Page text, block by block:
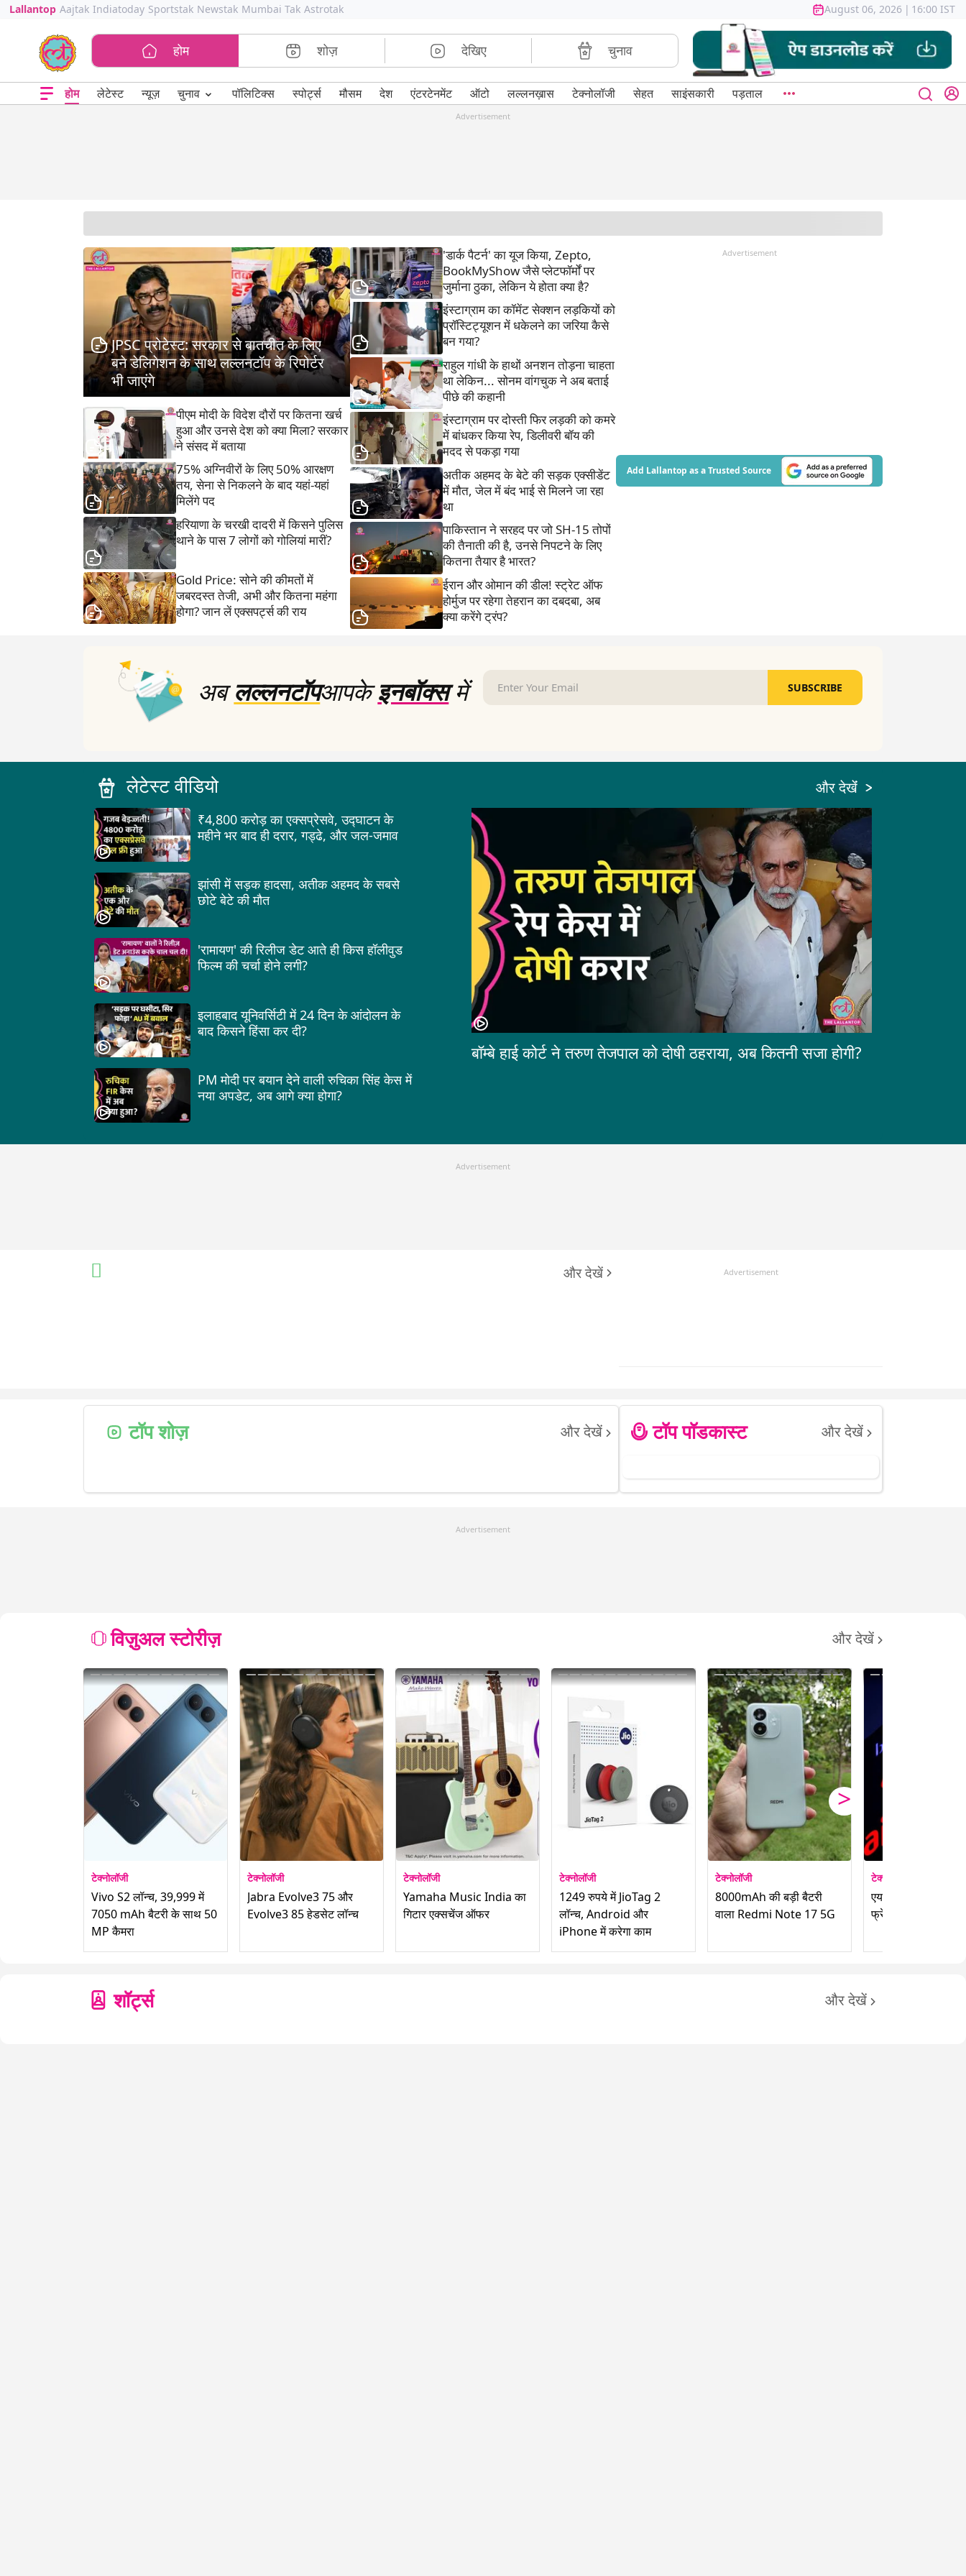
Lallantop Aajtak Indiatoday Sportstak Newstak Mumbai Tak Astrotak August 06, 2026 | 16:00 IST
होम शोज़ देखिए चुनाव
होम लेटेस्ट न्यूज़ चुनाव ⌄ पॉलिटिक्स स्पोर्ट्स मौसम देश एंटरटेनमेंट ऑटो लल्लनख़ास टेक्नोलॉजी सेहत साइंसकारी पड़ताल
Advertisement
JPSC प्रोटेस्ट: सरकार से बातचीत के लिए
बने डेलिगेशन के साथ लल्लनटॉप के रिपोर्टर
भी जाएंगे
पीएम मोदी के विदेश दौरों पर कितना खर्च
हुआ और उनसे देश को क्या मिला? सरकार
ने संसद में बताया
75% अग्निवीरों के लिए 50% आरक्षण
तय, सेना से निकलने के बाद यहां-यहां
मिलेंगे पद
हरियाणा के चरखी दादरी में किसने पुलिस
थाने के पास 7 लोगों को गोलियां मारीं?
Gold Price: सोने की कीमतों में
जबरदस्त तेजी, अभी और कितना महंगा
होगा? जान लें एक्सपर्ट्स की राय
'डार्क पैटर्न' का यूज किया, Zepto,
BookMyShow जैसे प्लेटफॉर्मों पर
जुर्माना ठुका, लेकिन ये होता क्या है?
इंस्टाग्राम का कॉमेंट सेक्शन लड़कियों को
प्रॉस्टिट्यूशन में धकेलने का जरिया कैसे
बन गया?
राहुल गांधी के हाथों अनशन तोड़ना चाहता
था लेकिन... सोनम वांगचुक ने अब बताई
पीछे की कहानी
इंस्टाग्राम पर दोस्ती फिर लड़की को कमरे
में बांधकर किया रेप, डिलीवरी बॉय की
मदद से पकड़ा गया
अतीक अहमद के बेटे की सड़क एक्सीडेंट
में मौत, जेल में बंद भाई से मिलने जा रहा
था
पाकिस्तान ने सरहद पर जो SH-15 तोपों
की तैनाती की है, उनसे निपटने के लिए
कितना तैयार है भारत?
ईरान और ओमान की डील! स्ट्रेट ऑफ
होर्मुज पर रहेगा तेहरान का दबदबा, अब
क्या करेंगे ट्रंप?
Advertisement
Add Lallantop as a Trusted Source
अबलल्लनटॉपआपकेइनबॉक्समें SUBSCRIBE
लेटेस्ट वीडियो और देखेंं
₹4,800 करोड़ का एक्सप्रेसवे, उद्घाटन के
महीने भर बाद ही दरार, गड्ढे, और जल-जमाव
झांसी में सड़क हादसा, अतीक अहमद के सबसे
छोटे बेटे की मौत
'रामायण' की रिलीज डेट आते ही किस हॉलीवुड
फिल्म की चर्चा होने लगी?
इलाहबाद यूनिवर्सिटी में 24 दिन के आंदोलन के
बाद किसने हिंसा कर दी?
PM मोदी पर बयान देने वाली रुचिका सिंह केस में
नया अपडेट, अब आगे क्या होगा?
बॉम्बे हाई कोर्ट ने तरुण तेजपाल को दोषी ठहराया, अब कितनी सजा होगी?
Advertisement
और देखें Advertisement
टॉप शोज़ और देखें टॉप पॉडकास्ट और देखें
Advertisement
विज़ुअल स्टोरीज़ और देखें
टेक्नोलॉजी
Vivo S2 लॉन्च, 39,999 में
7050 mAh बैटरी के साथ 50
MP कैमरा
टेक्नोलॉजी
Jabra Evolve3 75 और
Evolve3 85 हेडसेट लॉन्च
टेक्नोलॉजी
Yamaha Music India का
गिटार एक्सचेंज ऑफर
टेक्नोलॉजी
1249 रुपये में JioTag 2
लॉन्च, Android और
iPhone में करेगा काम
टेक्नोलॉजी
8000mAh की बड़ी बैटरी
वाला Redmi Note 17 5G
टेक्नोलॉजी
एयरटेल से भेजिए
फ्रेंडशिप बैंड
>
शॉर्ट्स और देखें